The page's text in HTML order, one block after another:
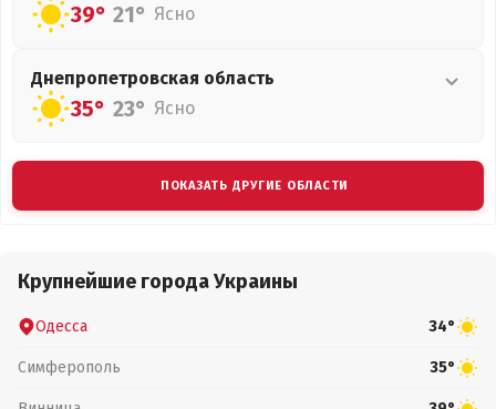
39° 21° Ясно
Днепропетровская область
35° 23° Ясно
ПОКАЗАТЬ ДРУГИЕ ОБЛАСТИ
Крупнейшие города Украины
Одесса 34°
Симферополь 35°